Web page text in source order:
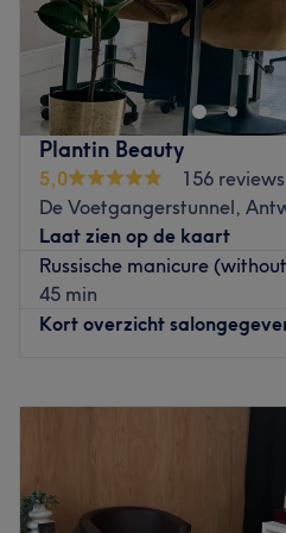
Wil jij genieten van een
ontspanningsmoment in een
kader? Bij de sfeervol
Beauty kun je terecht voor al
Nagelstyliste Wendy en
als doel om je van top tot teen
je de beste dienstverlening te
alles in het werk om aan jouw
Ga voor mooie gelnagels,
manicure.
Plantin Beauty
5,0
156 reviews
De Voetgangerstunnel,
Laat zien op de kaart
Russische manicure
45 min
Kort overzicht
Vrijdag